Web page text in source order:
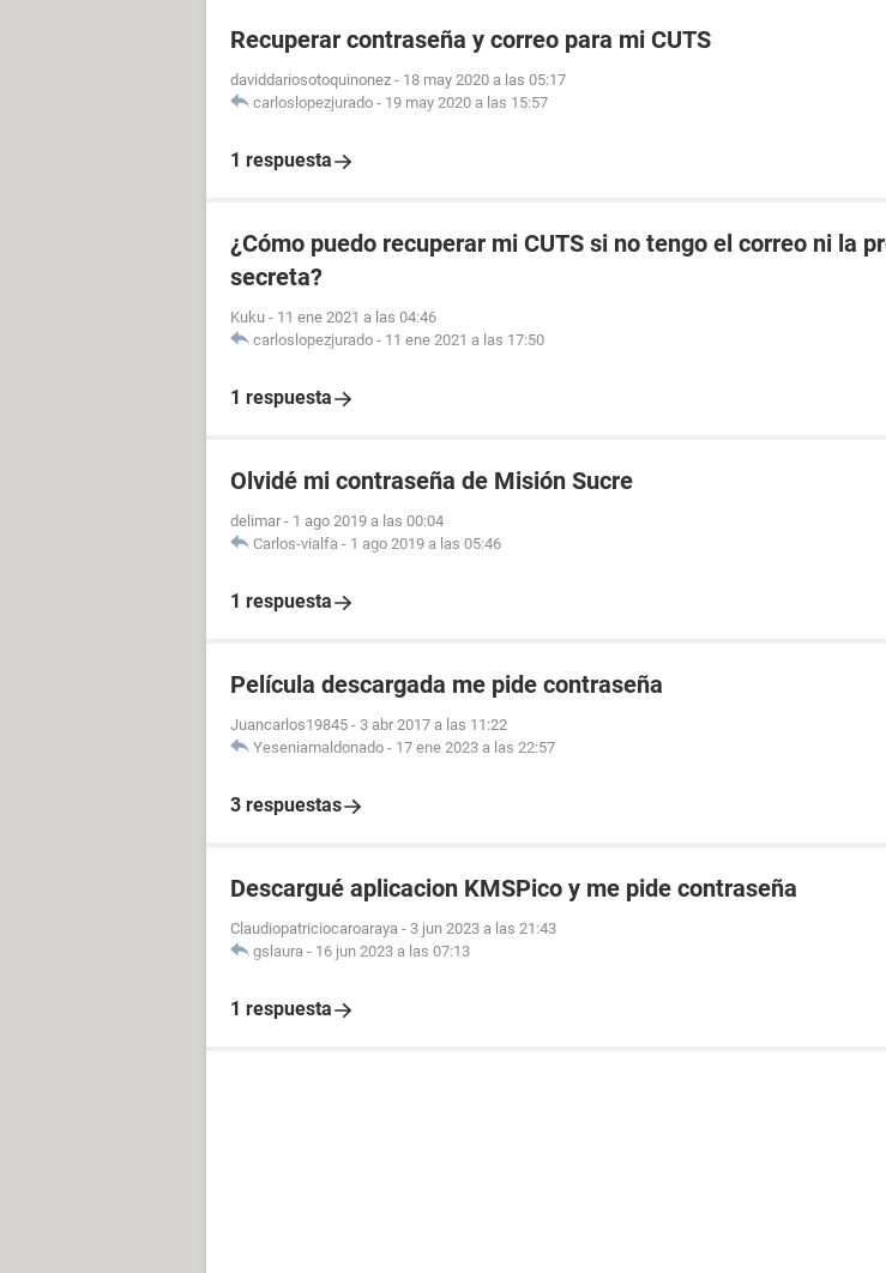
Recuperar contraseña y correo para mi CUTS
daviddariosotoquinonez - 18 may 2020 a las 05:17
carloslopezjurado - 19 may 2020 a las 15:57
1 respuesta
¿Cómo puedo recuperar mi CUTS si no tengo el correo ni la
secreta?
Kuku - 11 ene 2021 a las 04:46
carloslopezjurado - 11 ene 2021 a las 17:50
1 respuesta
Olvidé mi contraseña de Misión Sucre
delimar - 1 ago 2019 a las 00:04
Carlos-vialfa - 1 ago 2019 a las 05:46
1 respuesta
Película descargada me pide contraseña
Juancarlos19845 - 3 abr 2017 a las 11:22
Yeseniamaldonado - 17 ene 2023 a las 22:57
3 respuestas
Descargué aplicacion KMSPico y me pide contraseña
Claudiopatriciocaroaraya - 3 jun 2023 a las 21:43
gslaura - 16 jun 2023 a las 07:13
1 respuesta